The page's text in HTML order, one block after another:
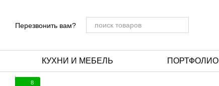
Перезвонить вам?
КУХНИ И МЕБЕЛЬ ПОРТФОЛИО
8